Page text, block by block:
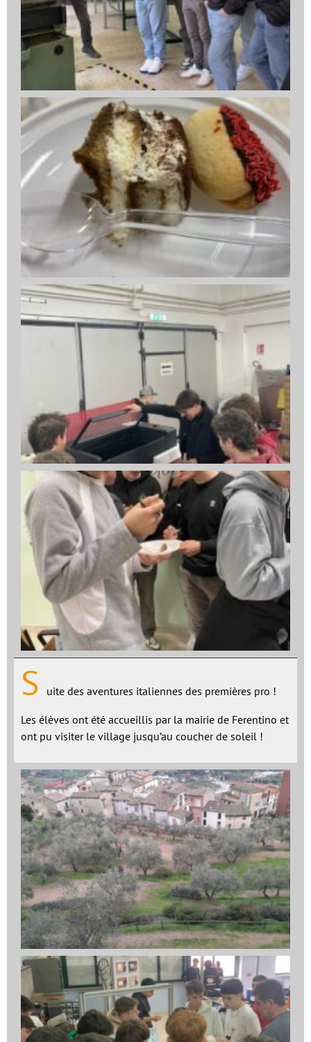
S uite des aventures italiennes des premières pro !
Les élèves ont été accueillis par la mairie de Ferentino et
ont pu visiter le village jusqu’au coucher de soleil !